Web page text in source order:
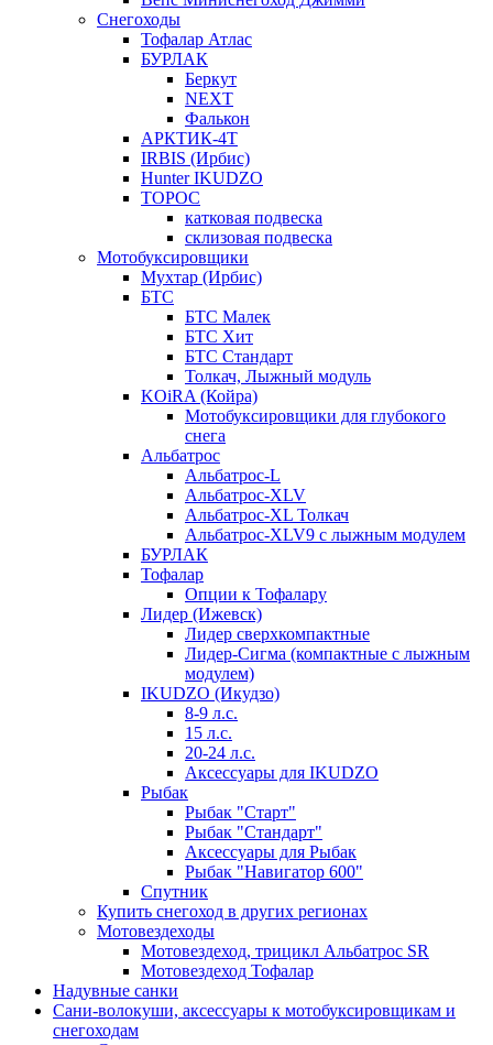
Снегоходы
Тофалар Атлас
БУРЛАК
Беркут
NEXT
Фалькон
АРКТИК-4Т
IRBIS (Ирбис)
Hunter IKUDZO
ТОРОС
катковая подвеска
склизовая подвеска
Мотобуксировщики
Мухтар (Ирбис)
БТС
БТС Малек
БТС Хит
БТС Стандарт
Толкач, Лыжный модуль
KOiRA (Койра)
Мотобуксировщики для глубокого
снега
Альбатрос
Альбатрос-L
Альбатрос-XLV
Альбатрос-XL Толкач
Альбатрос-XLV9 с лыжным модулем
БУРЛАК
Тофалар
Опции к Тофалару
Лидер (Ижевск)
Лидер сверхкомпактные
Лидер-Сигма (компактные с лыжным
модулем)
IKUDZO (Икудзо)
8-9 л.с.
15 л.с.
20-24 л.с.
Аксессуары для IKUDZO
Рыбак
Рыбак "Старт"
Рыбак "Стандарт"
Аксессуары для Рыбак
Рыбак "Навигатор 600"
Спутник
Купить снегоход в других регионах
Мотовездеходы
Мотовездеход, трицикл Альбатрос SR
Мотовездеход Тофалар
Надувные санки
Сани-волокуши, аксессуары к мотобуксировщикам и
снегоходам